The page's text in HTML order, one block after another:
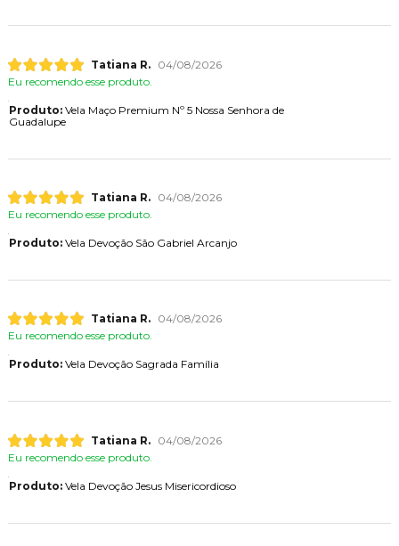
Tatiana R.
04/08/2026
Eu recomendo esse produto.
Produto:Vela Maço Premium Nº 5 Nossa Senhora de
Guadalupe
Tatiana R.
04/08/2026
Eu recomendo esse produto.
Produto:Vela Devoção São Gabriel Arcanjo
Tatiana R.
04/08/2026
Eu recomendo esse produto.
Produto:Vela Devoção Sagrada Família
Tatiana R.
04/08/2026
Eu recomendo esse produto.
Produto:Vela Devoção Jesus Misericordioso